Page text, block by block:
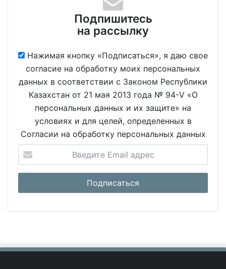
Подпишитесь
на рассылку
Нажимая кнопку «Подписаться», я даю свое
согласие на обработку моих персональных
данных в соответствии с Законом Республики
Казахстан от 21 мая 2013 года № 94-V «О
персональных данных и их защите» на
условиях и для целей, определенных в
Согласии на обработку персональных данных